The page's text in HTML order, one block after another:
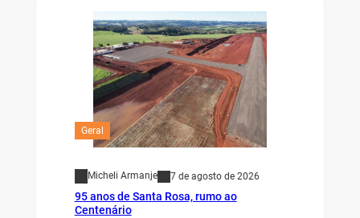
Geral
Micheli Armanje 7 de agosto de 2026
95 anos de Santa Rosa, rumo ao
Centenário